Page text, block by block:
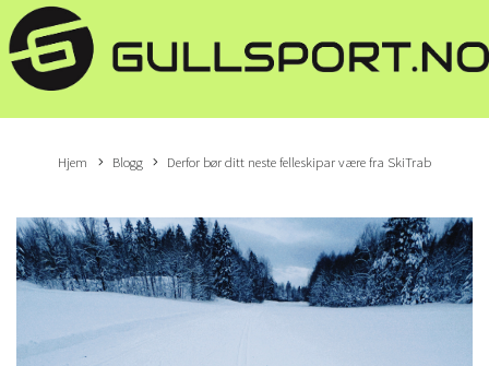
Hjem Blogg Derfor bør ditt neste felleskipar være fra SkiTrab